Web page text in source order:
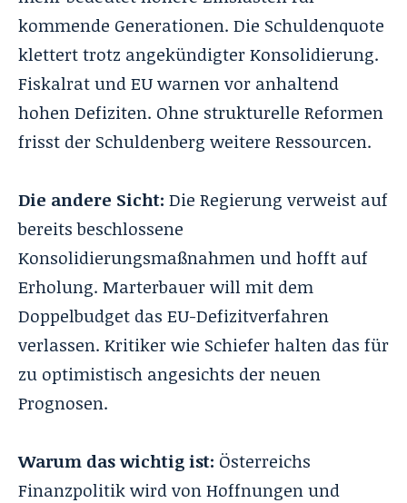
kommende Generationen. Die Schuldenquote
klettert trotz angekündigter Konsolidierung.
Fiskalrat und EU warnen vor anhaltend
hohen Defiziten. Ohne strukturelle Reformen
frisst der Schuldenberg weitere Ressourcen.
Die andere Sicht: Die Regierung verweist auf
bereits beschlossene
Konsolidierungsmaßnahmen und hofft auf
Erholung. Marterbauer will mit dem
Doppelbudget das EU-Defizitverfahren
verlassen. Kritiker wie Schiefer halten das für
zu optimistisch angesichts der neuen
Prognosen.
Warum das wichtig ist: Österreichs
Finanzpolitik wird von Hoffnungen und